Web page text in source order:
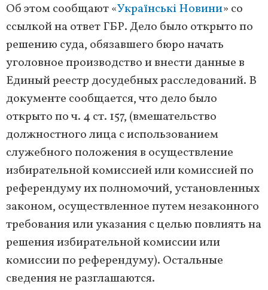
Об этом сообщают «Українськi Новини» со
ссылкой на ответ ГБР. Дело было открыто по
решению суда, обязавшего бюро начать
уголовное производство и внести данные в
Единый реестр досудебных расследований. В
документе сообщается, что дело было
открыто по ч. 4 ст. 157, (вмешательство
должностного лица с использованием
служебного положения в осуществление
избирательной комиссией или комиссией по
референдуму их полномочий, установленных
законом, осуществленное путем незаконного
требования или указания с целью повлиять на
решения избирательной комиссии или
комиссии по референдуму). Остальные
сведения не разглашаются.